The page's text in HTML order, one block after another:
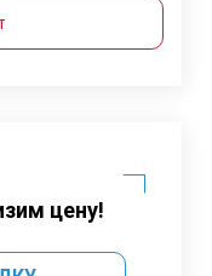
цену!